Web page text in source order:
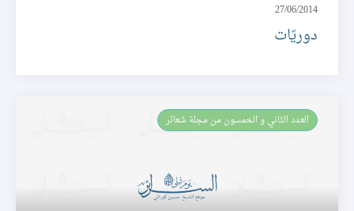
27/06/2014
دوريّات
العـدد الثاني و الخمسون من مجلة شعائر